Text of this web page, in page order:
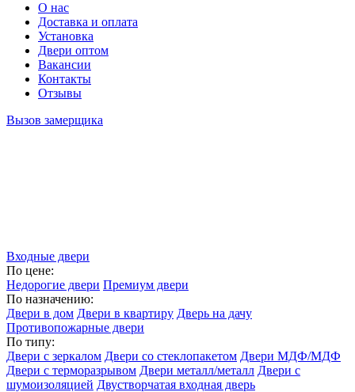
О нас
Доставка и оплата
Установка
Двери оптом
Вакансии
Контакты
Отзывы
Вызов замерщика
Входные двери
По цене:
Недорогие двери Премиум двери
По назначению:
Двери в дом Двери в квартиру Дверь на дачу
Противопожарные двери
По типу:
Двери с зеркалом Двери со стеклопакетом Двери МДФ/МДФ
Двери с терморазрывом Двери металл/металл Двери с
шумоизоляцией Двустворчатая входная дверь